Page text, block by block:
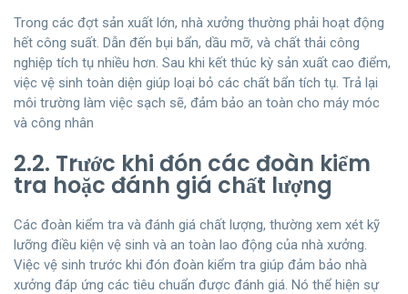
Trong các đợt sản xuất lớn, nhà xưởng thường phải hoạt động
hết công suất. Dẫn đến bụi bẩn, dầu mỡ, và chất thải công
nghiệp tích tụ nhiều hơn. Sau khi kết thúc kỳ sản xuất cao điểm,
việc vệ sinh toàn diện giúp loại bỏ các chất bẩn tích tụ. Trả lại
môi trường làm việc sạch sẽ, đảm bảo an toàn cho máy móc
và công nhân
2.2. Trước khi đón các đoàn kiểm
tra hoặc đánh giá chất lượng
Các đoàn kiểm tra và đánh giá chất lượng, thường xem xét kỹ
lưỡng điều kiện vệ sinh và an toàn lao động của nhà xưởng.
Việc vệ sinh trước khi đón đoàn kiểm tra giúp đảm bảo nhà
xưởng đáp ứng các tiêu chuẩn được đánh giá. Nó thể hiện sự